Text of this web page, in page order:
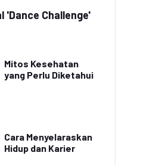
'Dance Challenge'
Mitos Kesehatan
yang Perlu Diketahui
Cara Menyelaraskan
Hidup dan Karier